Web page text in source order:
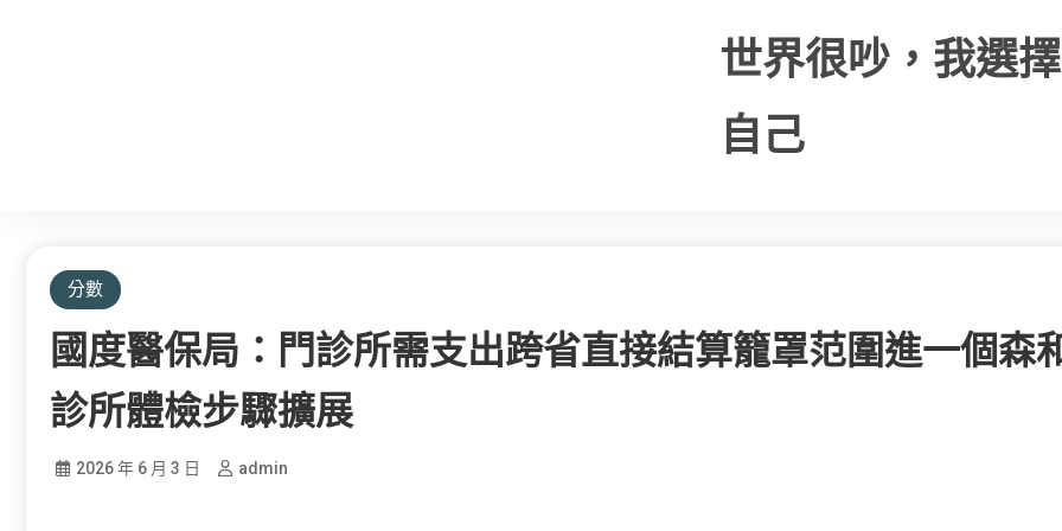
世界很吵，我選
自己
分數
國度醫保局：門診所需支出跨省直接結算籠罩范圍進一個森
診所體檢步驟擴展
2026 年 6 月 3 日 admin